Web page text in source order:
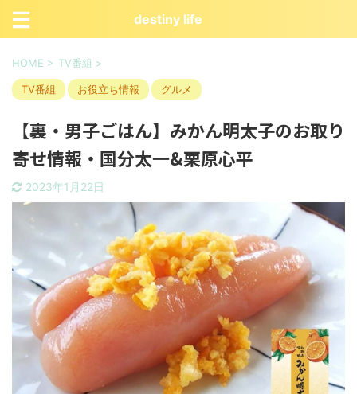
destiny life
HOME > TV番組 >
TV番組 お役立ち情報 グルメ
【裏・男子ごはん】みかん明太子のお取り
寄せ情報・国分太一&栗原心平
2023年1月22日